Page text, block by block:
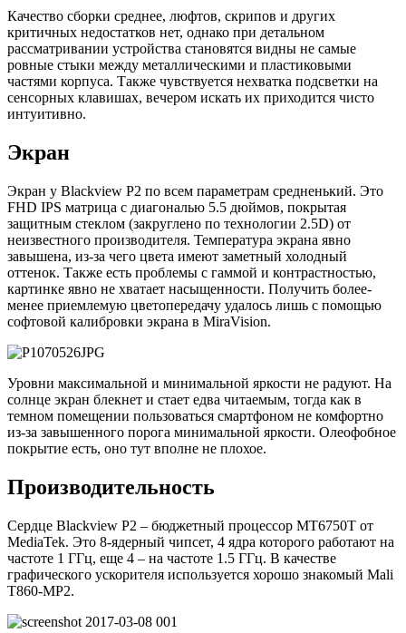
Качество сборки среднее, люфтов, скрипов и других
критичных недостатков нет, однако при детальном
рассматривании устройства становятся видны не самые
ровные стыки между металлическими и пластиковыми
частями корпуса. Также чувствуется нехватка подсветки на
сенсорных клавишах, вечером искать их приходится чисто
интуитивно.
Экран
Экран у Blackview P2 по всем параметрам средненький. Это
FHD IPS матрица с диагональю 5.5 дюймов, покрытая
защитным стеклом (закруглено по технологии 2.5D) от
неизвестного производителя. Температура экрана явно
завышена, из-за чего цвета имеют заметный холодный
оттенок. Также есть проблемы с гаммой и контрастностью,
картинке явно не хватает насыщенности. Получить более-
менее приемлемую цветопередачу удалось лишь с помощью
софтовой калибровки экрана в MiraVision.
Уровни максимальной и минимальной яркости не радуют. На
солнце экран блекнет и стает едва читаемым, тогда как в
темном помещении пользоваться смартфоном не комфортно
из-за завышенного порога минимальной яркости. Олеофобное
покрытие есть, оно тут вполне не плохое.
Производительность
Сердце Blackview P2 – бюджетный процессор MT6750T от
MediaTek. Это 8-ядерный чипсет, 4 ядра которого работают на
частоте 1 ГГц, еще 4 – на частоте 1.5 ГГц. В качестве
графического ускорителя используется хорошо знакомый Mali
T860-MP2.